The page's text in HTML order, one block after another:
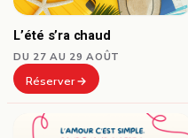
L’été s’ra chaud
DU 27 AU 29 AOÛT
Réserver